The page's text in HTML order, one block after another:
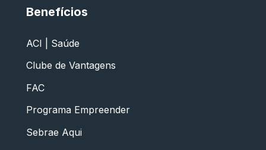
Benefícios
ACI | Saúde
Clube de Vantagens
FAC
Programa Empreender
Sebrae Aqui